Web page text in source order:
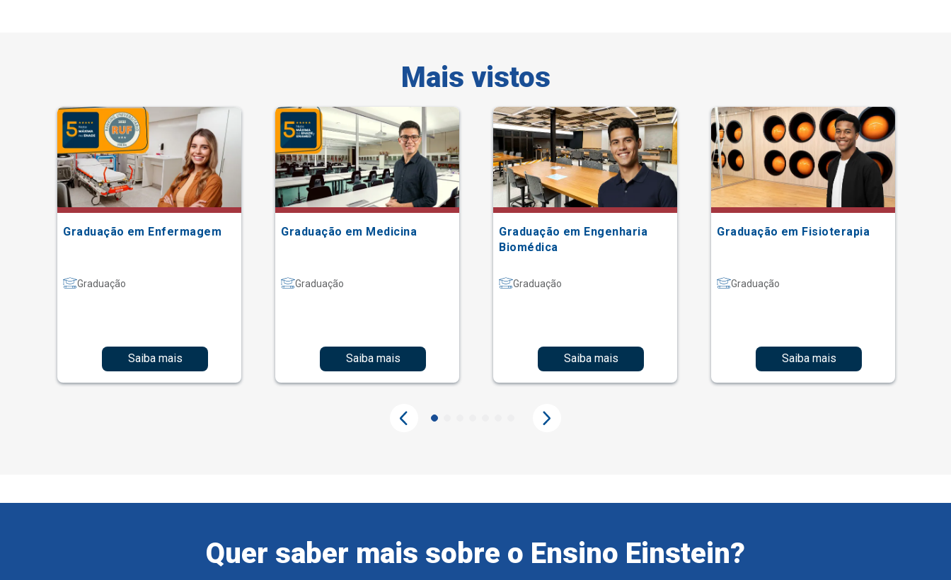
Mais vistos
Graduação em Enfermagem
Graduação
Saiba mais
Graduação em Medicina
Graduação
Saiba mais
Graduação em Engenharia
Biomédica
Graduação
Saiba mais
Graduação em Fisioterapia
Graduação
Saiba mais
Quer saber mais sobre o Ensino Einstein?